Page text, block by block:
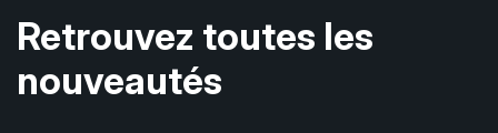
Retrouvez toutes les
nouveautés